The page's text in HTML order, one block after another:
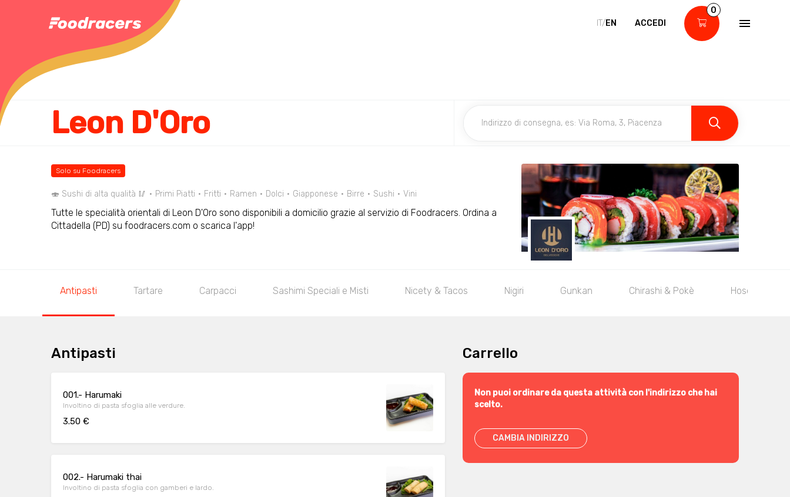
IT/EN ACCEDI
0
Leon D'Oro
Solo su Foodracers
🍣 Sushi di alta qualità 🥢 Primi Piatti Fritti Ramen Dolci Giapponese Birre Sushi Vini
Tutte le specialità orientali di Leon D'Oro sono disponibili a domicilio grazie al servizio di Foodracers. Ordina a
Cittadella (PD) su foodracers.com o scarica l'app!
Antipasti Tartare Carpacci Sashimi Speciali e Misti Nicety & Tacos Nigiri Gunkan Chirashi & Pokè Hosomaki
Antipasti
001.- Harumaki
Involtino di pasta sfoglia alle verdure.
3.50 €
002.- Harumaki thai
Involtino di pasta sfoglia con gamberi e lardo.
Carrello
Non puoi ordinare da questa attività con l'indirizzo che hai
scelto.
CAMBIA INDIRIZZO